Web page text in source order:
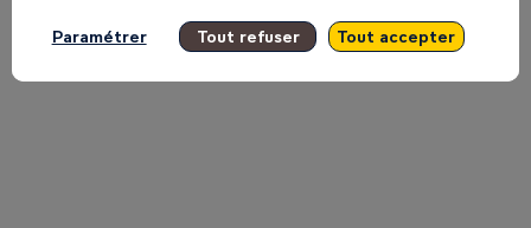
2026
|
Paramétrer Tout refuser Tout accepter